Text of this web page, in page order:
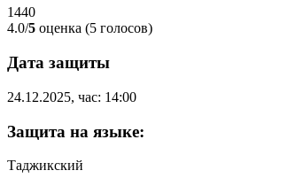
1440
4.0/5 оценка (5 голосов)
Дата защиты
24.12.2025, час: 14:00
Защита на языке:
Таджикский